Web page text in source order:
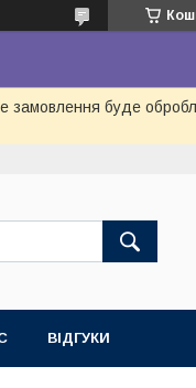
замовлення буде
ВІДГУКИ